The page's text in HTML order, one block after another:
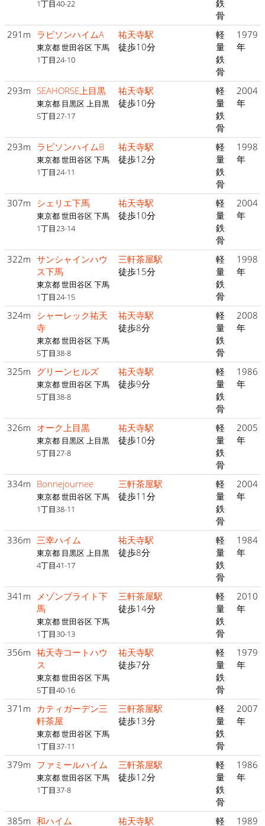
1丁目40-22
鉄
骨
291m ラビソンハイムA
東京都 世田谷区 下馬
1丁目24-10
祐天寺駅
徒歩10分
軽
量
鉄
骨
1979
年
293m SEAHORSE上目黒
東京都 目黒区 上目黒
5丁目27-17
祐天寺駅
徒歩10分
軽
量
鉄
骨
2004
年
293m ラビソンハイムB
東京都 世田谷区 下馬
1丁目24-11
祐天寺駅
徒歩12分
軽
量
鉄
骨
1998
年
307m シェリエ下馬
東京都 世田谷区 下馬
1丁目23-14
祐天寺駅
徒歩10分
軽
量
鉄
骨
2004
年
322m サンシャインハウ
ス下馬
東京都 世田谷区 下馬
1丁目24-15
三軒茶屋駅
徒歩15分
軽
量
鉄
骨
1998
年
324m シャーレック祐天
寺
東京都 世田谷区 下馬
5丁目38-8
祐天寺駅
徒歩8分
軽
量
鉄
骨
2008
年
325m グリーンヒルズ
東京都 世田谷区 下馬
5丁目38-8
祐天寺駅
徒歩9分
軽
量
鉄
骨
1986
年
326m オーク上目黒
東京都 目黒区 上目黒
5丁目27-8
祐天寺駅
徒歩10分
軽
量
鉄
骨
2005
年
334m Bonnejournee
東京都 世田谷区 下馬
1丁目38-11
三軒茶屋駅
徒歩11分
軽
量
鉄
骨
2004
年
336m 三幸ハイム
東京都 目黒区 上目黒
4丁目41-17
祐天寺駅
徒歩8分
軽
量
鉄
骨
1984
年
341m
メゾンブライト下
馬
東京都 世田谷区 下馬
1丁目30-13
三軒茶屋駅
徒歩14分
軽
量
鉄
骨
2010
年
356m 祐天寺コートハウ
ス
東京都 世田谷区 下馬
5丁目40-16
祐天寺駅
徒歩7分
軽
量
鉄
骨
1979
年
371m
カティガーデン三
軒茶屋
東京都 世田谷区 下馬
1丁目37-11
三軒茶屋駅
徒歩13分
軽
量
鉄
骨
2007
年
379m ファミールハイム
東京都 世田谷区 下馬
1丁目37-8
三軒茶屋駅
徒歩12分
軽
量
鉄
骨
1986
年
385m 和ハイム 祐天寺駅 軽 1989